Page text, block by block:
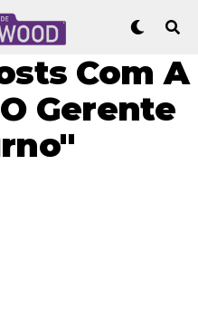
Com A
Gerente